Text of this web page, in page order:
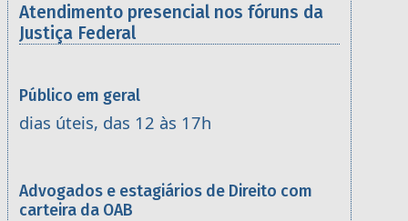
Atendimento presencial nos fóruns da
Justiça Federal
Público em geral
dias úteis, das 12 às 17h
Advogados e estagiários de Direito com
carteira da OAB